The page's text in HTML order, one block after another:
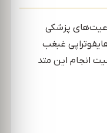
پزشکی
غبغب
انجام این متد